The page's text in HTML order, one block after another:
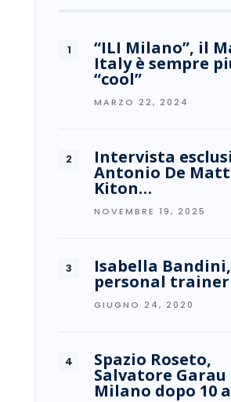
“ILI Milano”, il
Italy è sempre
“cool”
MARZO 22, 2024
Intervista
Antonio De
Kiton…
NOVEMBRE 19, 2025
Isabella Bandini,
personal trainer
GIUGNO 24, 2020
Spazio Roseto,
Salvatore
Milano dopo 10